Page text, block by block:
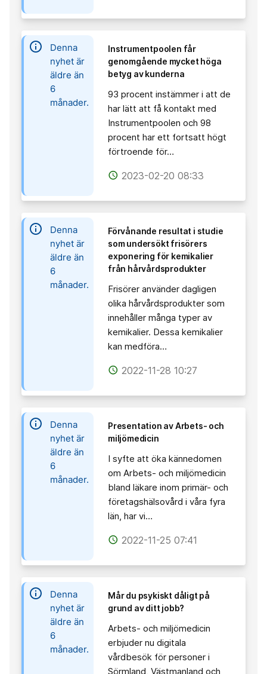
information
Denna
nyhet är
äldre än
6
månader.
Instrumentpoolen får
genomgående mycket höga
betyg av kunderna
93 procent instämmer i att de
har lätt att få kontakt med
Instrumentpoolen och 98
procent har ett fortsatt högt
förtroende för…
access_time 2023-02-20 08:33
information
Denna
nyhet är
äldre än
6
månader.
Förvånande resultat i studie
som undersökt frisörers
exponering för kemikalier
från hårvårdsprodukter
Frisörer använder dagligen
olika hårvårdsprodukter som
innehåller många typer av
kemikalier. Dessa kemikalier
kan medföra…
access_time 2022-11-28 10:27
information
Denna
nyhet är
äldre än
6
månader.
Presentation av Arbets- och
miljömedicin
I syfte att öka kännedomen
om Arbets- och miljömedicin
bland läkare inom primär- och
företagshälsovård i våra fyra
län, har vi…
access_time 2022-11-25 07:41
information
Denna
nyhet är
äldre än
6
månader.
Mår du psykiskt dåligt på
grund av ditt jobb?
Arbets- och miljömedicin
erbjuder nu digitala
vårdbesök för personer i
Sörmland, Västmanland och